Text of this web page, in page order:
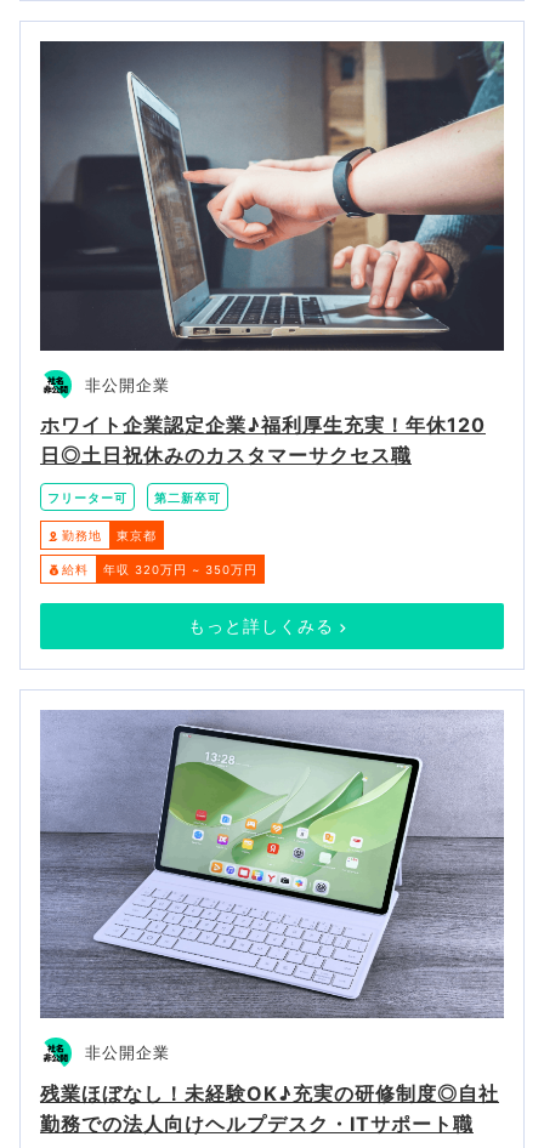
非公開企業
ホワイト企業認定企業♪福利厚生充実！年休120
日◎土日祝休みのカスタマーサクセス職
フリーター可 第二新卒可
勤務地 東京都
給料 年収 320万円 ~ 350万円
もっと詳しくみる
非公開企業
残業ほぼなし！未経験OK♪充実の研修制度◎自社
勤務での法人向けヘルプデスク・ITサポート職